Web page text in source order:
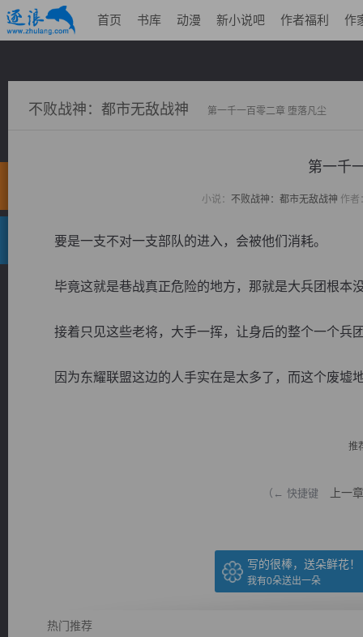
首页 书库 动漫 新小说吧 作者福利 作
不败战神：都市无敌战神 第一千一百零二章 堕落凡尘
第一千
小说： 不败战神：都市无敌战神 作者
要是一支不对一支部队的进入，会被他们消耗。
毕竟这就是巷战真正危险的地方，那就是大兵团根本
接着只见这些老将，大手一挥，让身后的整个一个兵
因为东耀联盟这边的人手实在是太多了，而这个废墟
推
（← 快捷键 上一章
写的很棒，送朵鲜花！
我有0朵送出一朵
热门推荐